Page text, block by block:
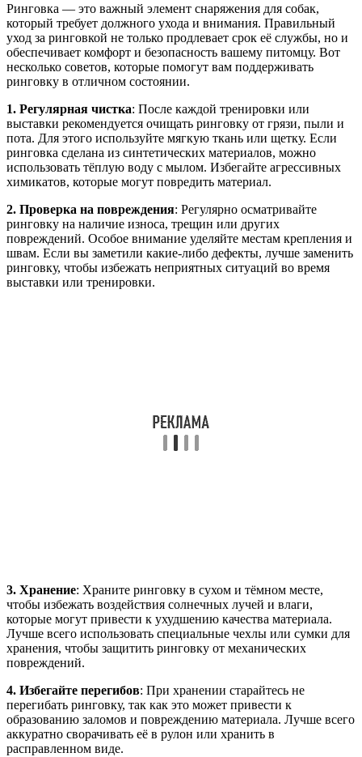
Ринговка — это важный элемент снаряжения для собак,
который требует должного ухода и внимания. Правильный
уход за ринговкой не только продлевает срок её службы, но и
обеспечивает комфорт и безопасность вашему питомцу. Вот
несколько советов, которые помогут вам поддерживать
ринговку в отличном состоянии.
1. Регулярная чистка: После каждой тренировки или
выставки рекомендуется очищать ринговку от грязи, пыли и
пота. Для этого используйте мягкую ткань или щетку. Если
ринговка сделана из синтетических материалов, можно
использовать тёплую воду с мылом. Избегайте агрессивных
химикатов, которые могут повредить материал.
2. Проверка на повреждения: Регулярно осматривайте
ринговку на наличие износа, трещин или других
повреждений. Особое внимание уделяйте местам крепления и
швам. Если вы заметили какие-либо дефекты, лучше заменить
ринговку, чтобы избежать неприятных ситуаций во время
выставки или тренировки.
3. Хранение: Храните ринговку в сухом и тёмном месте,
чтобы избежать воздействия солнечных лучей и влаги,
которые могут привести к ухудшению качества материала.
Лучше всего использовать специальные чехлы или сумки для
хранения, чтобы защитить ринговку от механических
повреждений.
4. Избегайте перегибов: При хранении старайтесь не
перегибать ринговку, так как это может привести к
образованию заломов и повреждению материала. Лучше всего
аккуратно сворачивать её в рулон или хранить в
расправленном виде.